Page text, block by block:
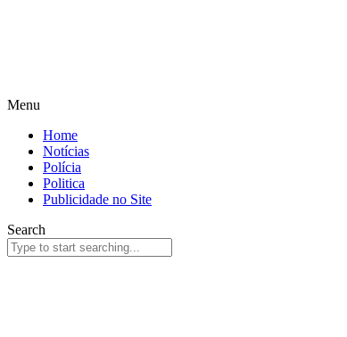
Menu
Home
Notícias
Polícia
Politica
Publicidade no Site
Search